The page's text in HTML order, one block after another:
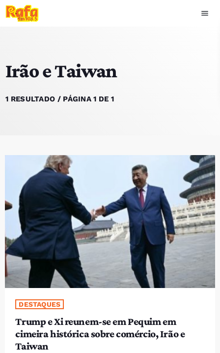
menu
play_arrow OUVIR RAFA
EQUIPA
TOP 15
PODCASTS
PROGRAMAS
VIDEOS
EVENTOS
CONTACTOS
PORTUGUÊS
Irão e Taiwan
1 RESULTADO / PÁGINA 1 DE 1
DESTAQUES
Trump e Xi reunem-se em Pequim em
cimeira histórica sobre comércio, Irão e
Taiwan